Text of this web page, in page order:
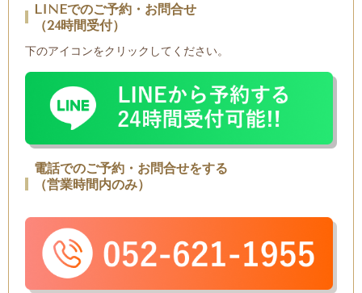
LINEでのご予約・お問合せ
（24時間受付）
下のアイコンをクリックしてください。
電話でのご予約・お問合せをする
（営業時間内のみ）